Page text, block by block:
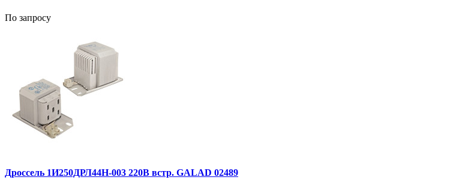
По запросу
Дроссель 1И250ДРЛ44H-003 220В встр. GALAD 02489